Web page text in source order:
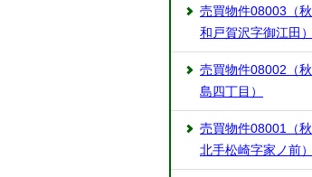
売買物件08003（
和戸賀沢字御江田）
売買物件08002（
島四丁目）
売買物件08001（
北手松崎字家ノ前）